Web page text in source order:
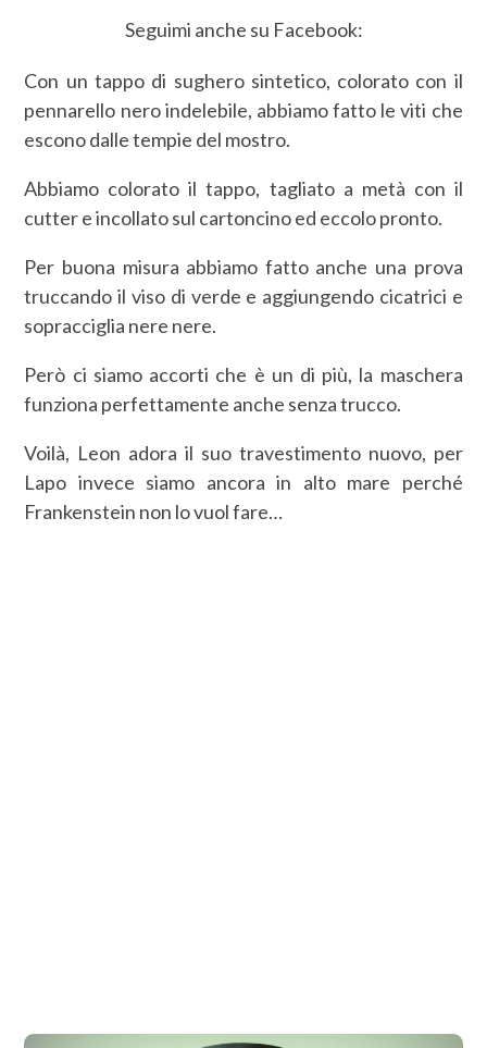
Seguimi anche su Facebook:
Con un tappo di sughero sintetico, colorato con il
pennarello nero indelebile, abbiamo fatto le viti che
escono dalle tempie del mostro.
Abbiamo colorato il tappo, tagliato a metà con il
cutter e incollato sul cartoncino ed eccolo pronto.
Per buona misura abbiamo fatto anche una prova
truccando il viso di verde e aggiungendo cicatrici e
sopracciglia nere nere.
Però ci siamo accorti che è un di più, la maschera
funziona perfettamente anche senza trucco.
Voilà, Leon adora il suo travestimento nuovo, per
Lapo invece siamo ancora in alto mare perché
Frankenstein non lo vuol fare…